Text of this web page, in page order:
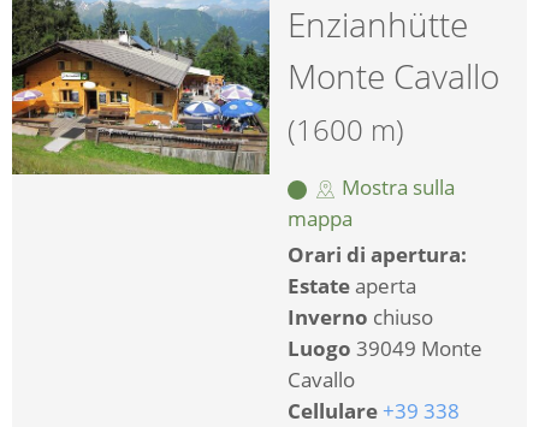
Enzianhütte
Monte Cavallo
(1600 m)
Mostra sulla
mappa
Orari di apertura:
Estateaperta
Inverno chiuso
Luogo 39049 Monte
Cavallo
Cellulare +39 338